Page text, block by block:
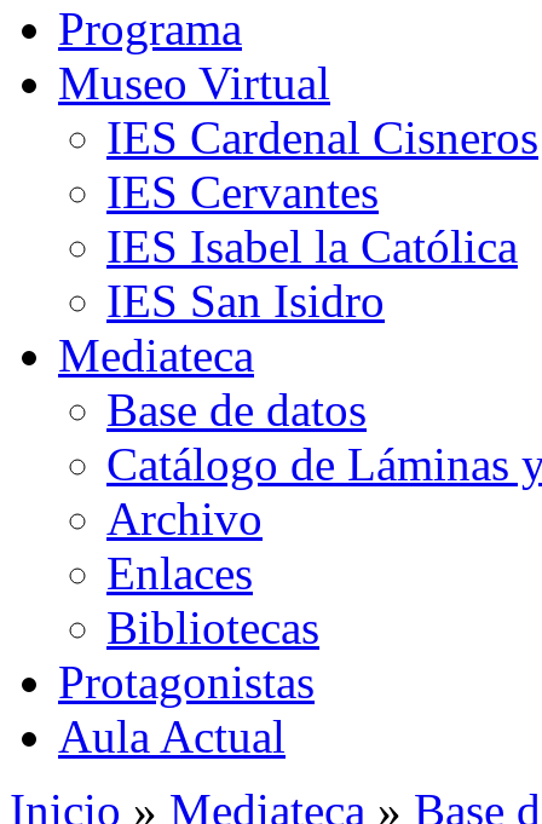
Programa
Museo Virtual
IES Cardenal Cisneros
IES Cervantes
IES Isabel la Católica
IES San Isidro
Mediateca
Base de datos
Catálogo de Láminas
Archivo
Enlaces
Bibliotecas
Protagonistas
Aula Actual
Inicio » Mediateca » Base